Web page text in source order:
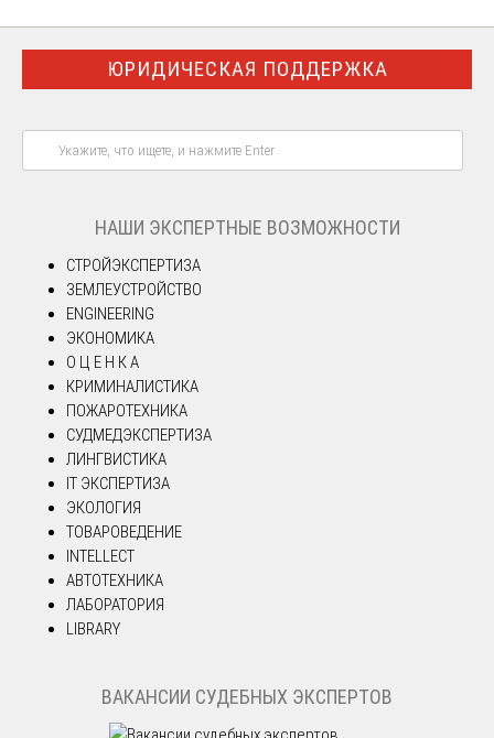
ЮРИДИЧЕСКАЯ ПОДДЕРЖКА
НАШИ ЭКСПЕРТНЫЕ ВОЗМОЖНОСТИ
СТРОЙЭКСПЕРТИЗА
ЗЕМЛЕУСТРОЙСТВО
ENGINEERING
ЭКОНОМИКА
О Ц Е Н К А
КРИМИНАЛИСТИКА
ПОЖАРОТЕХНИКА
СУДМЕДЭКСПЕРТИЗА
ЛИНГВИСТИКА
IT ЭКСПЕРТИЗА
ЭКОЛОГИЯ
ТОВАРОВЕДЕНИЕ
INTELLECT
АВТОТЕХНИКА
ЛАБОРАТОРИЯ
LIBRARY
ВАКАНСИИ СУДЕБНЫХ ЭКСПЕРТОВ